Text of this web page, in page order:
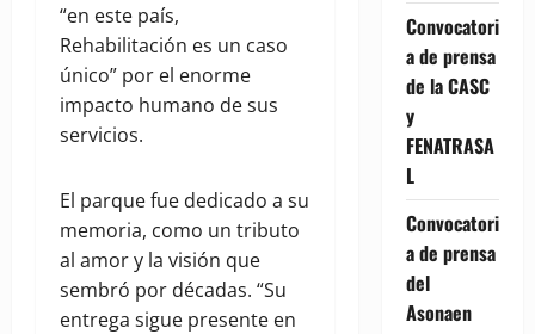
“en este país,
Rehabilitación es un caso
único” por el enorme
impacto humano de sus
servicios.
El parque fue dedicado a su
memoria, como un tributo
al amor y la visión que
sembró por décadas. “Su
entrega sigue presente en
Convocatori
a de prensa
de la CASC
y
FENATRASA
L
Convocatori
a de prensa
del
Asonaen